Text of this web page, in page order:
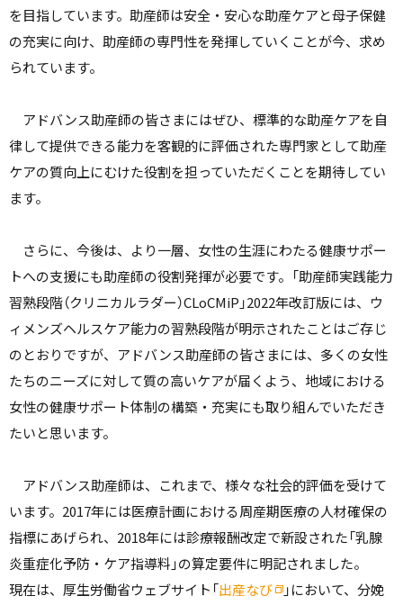
を目指しています。助産師は安全・安心な助産ケアと母子保健
の充実に向け、助産師の専門性を発揮していくことが今、求め
られています。
アドバンス助産師の皆さまにはぜひ、標準的な助産ケアを自
律して提供できる能力を客観的に評価された専門家として助産
ケアの質向上にむけた役割を担っていただくことを期待してい
ます。
さらに、今後は、より一層、女性の生涯にわたる健康サポー
トへの支援にも助産師の役割発揮が必要です。「助産師実践能力
習熟段階（クリニカルラダー）CLoCMiP」2022年改訂版には、ウ
ィメンズヘルスケア能力の習熟段階が明示されたことはご存じ
のとおりですが、アドバンス助産師の皆さまには、多くの女性
たちのニーズに対して質の高いケアが届くよう、地域における
女性の健康サポート体制の構築・充実にも取り組んでいただき
たいと思います。
アドバンス助産師は、これまで、様々な社会的評価を受けて
います。2017年には医療計画における周産期医療の人材確保の
指標にあげられ、2018年には診療報酬改定で新設された「乳腺
炎重症化予防・ケア指導料」の算定要件に明記されました。
現在は、厚生労働省ウェブサイト「出産なび
」において、分娩